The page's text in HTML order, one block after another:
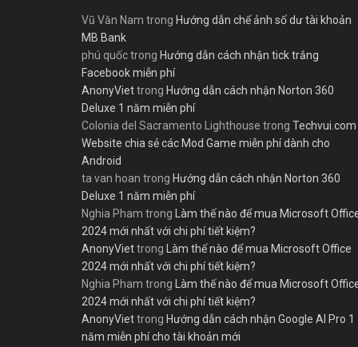
Vũ Văn Nam trong Hướng dẫn chế ảnh số dư tài khoản
MB Bank
phú quốctrong Hướng dẫn cách nhận tick trắng
Facebook miễn phí
AnonyViettrong Hướng dẫn cách nhận Norton 360
Deluxe 1 năm miễn phí
Colonia del Sacramento Lighthouse trong Techvui.com
Website chia sẻ các Mod Game miễn phí dành cho
Android
ta van hoan trong Hướng dẫn cách nhận Norton 360
Deluxe 1 năm miễn phí
Nghia Pham trong Làm thế nào để mua Microsoft
2024 mới nhất với chi phí tiết kiệm?
AnonyViettrong Làm thế nào để mua Microsoft Office
2024 mới nhất với chi phí tiết kiệm?
Nghia Pham trong Làm thế nào để mua Microsoft
2024 mới nhất với chi phí tiết kiệm?
AnonyViettrong Hướng dẫn cách nhận Google AI Pro 1
năm miễn phí cho tài khoản mới